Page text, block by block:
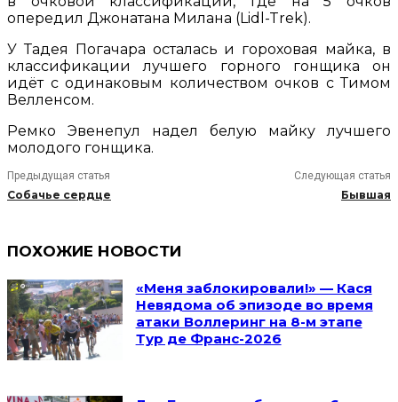
опередил Джонатана Милана (Lidl-Trek).
У Тадея Погачара осталась и гороховая майка, в
классификации лучшего горного гонщика он
идёт с одинаковым количеством очков с Тимом
Велленсом.
Ремко Эвенепул надел белую майку лучшего
молодого гонщика.
Предыдущая статья
Собачье сердце
Следующая статья
Бывшая
ПОХОЖИЕ НОВОСТИ
«Меня заблокировали!» — Кася
Невядома об эпизоде во время
атаки Воллеринг на 8-м этапе
Тур де Франс-2026